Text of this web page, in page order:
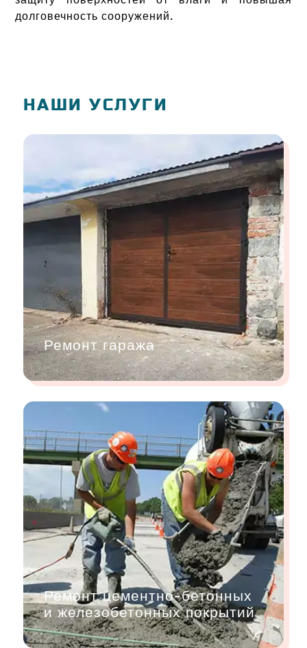
долговечность сооружений.
НАШИ УСЛУГИ
Ремонт гаража
Ремонт цементно-бетонных
и железобетонных покрытий